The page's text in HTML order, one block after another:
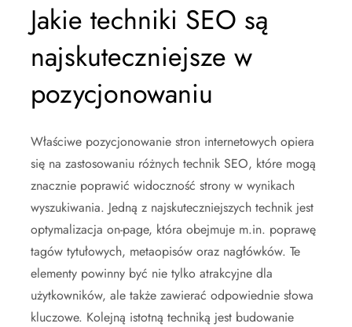
Jakie techniki SEO są
najskuteczniejsze w
pozycjonowaniu
Właściwe pozycjonowanie stron internetowych opiera
się na zastosowaniu różnych technik SEO, które mogą
znacznie poprawić widoczność strony w wynikach
wyszukiwania. Jedną z najskuteczniejszych technik jest
optymalizacja on-page, która obejmuje m.in. poprawę
tagów tytułowych, metaopisów oraz nagłówków. Te
elementy powinny być nie tylko atrakcyjne dla
użytkowników, ale także zawierać odpowiednie słowa
kluczowe. Kolejną istotną techniką jest budowanie